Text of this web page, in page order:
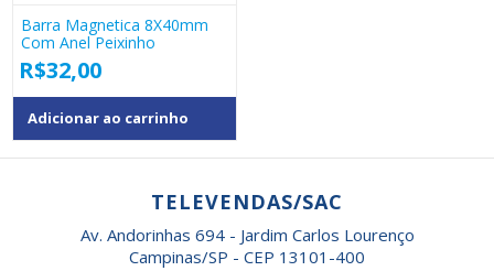
Barra Magnetica 8X40mm
Com Anel Peixinho
R$32,00
Adicionar ao carrinho
TELEVENDAS/SAC
Av. Andorinhas 694 - Jardim Carlos Lourenço
Campinas/SP - CEP 13101-400